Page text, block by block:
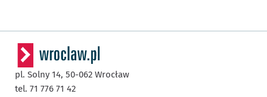
pl. Solny 14, 50-062 Wrocław
tel. 71 776 71 42